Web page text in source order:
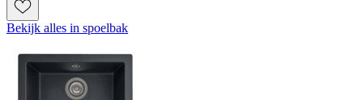
Bekijk alles in spoelbak